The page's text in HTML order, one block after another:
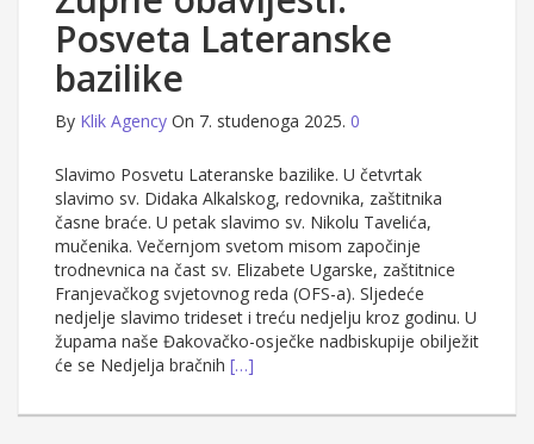
Posveta Lateranske
bazilike
By Klik Agency On 7. studenoga 2025. 0
Slavimo Posvetu Lateranske bazilike. U četvrtak
slavimo sv. Didaka Alkalskog, redovnika, zaštitnika
časne braće. U petak slavimo sv. Nikolu Tavelića,
mučenika. Večernjom svetom misom započinje
trodnevnica na čast sv. Elizabete Ugarske, zaštitnice
Franjevačkog svjetovnog reda (OFS-a). Sljedeće
nedjelje slavimo trideset i treću nedjelju kroz godinu. U
župama naše Đakovačko-osječke nadbiskupije obilježit
će se Nedjelja bračnih […]